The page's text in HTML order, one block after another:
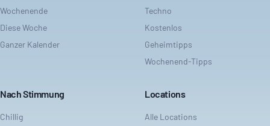
Wochenende
Diese Woche
Ganzer Kalender
Techno
Kostenlos
Geheimtipps
Wochenend-Tipps
Nach Stimmung
Chillig
Locations
Alle Locations